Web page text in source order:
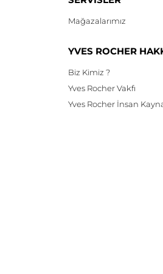
100
Mağazalarımız
YVES ROCHER
Biz Kimiz ?
Yves Rocher Vakfı
Yves Rocher İnsan